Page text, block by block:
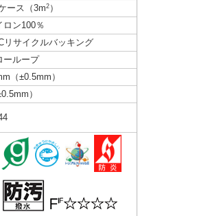
ース（3m2 ）
ロン100％
リサイクルバッキング
ーループ
（±0.5mm）
）